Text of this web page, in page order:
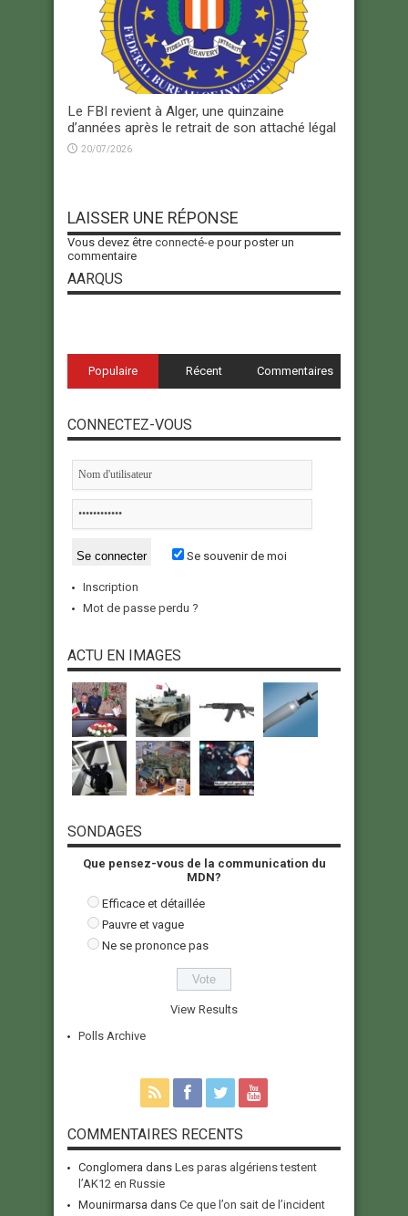
Le FBI revient à Alger, une quinzaine
d’années après le retrait de son attaché légal
20/07/2026
LAISSER UNE RÉPONSE
Vous devez être connecté-e pour poster un
commentaire
AARQUS
Populaire Récent Commentaires
CONNECTEZ-VOUS
Se souvenir de moi
Inscription
Mot de passe perdu ?
ACTU EN IMAGES
SONDAGES
Que pensez-vous de la communication du
MDN?
Efficace et détaillée
Pauvre et vague
Ne se prononce pas
View Results
Polls Archive
COMMENTAIRES RECENTS
Conglomera dans Les paras algériens testent
l’AK12 en Russie
Mounirmarsa dans Ce que l’on sait de l’incident